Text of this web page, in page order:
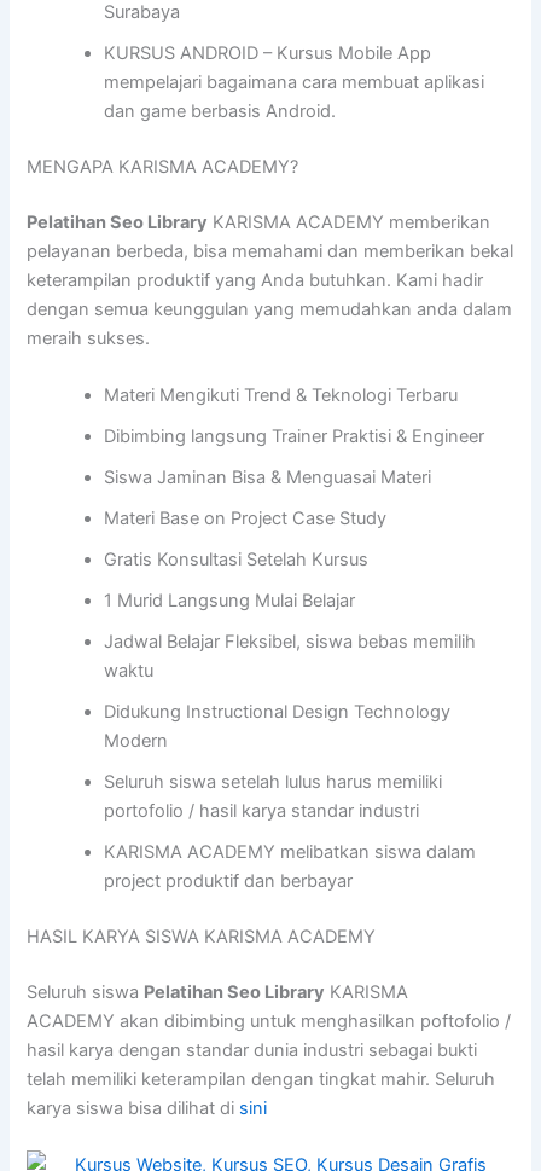
Surabaya
KURSUS ANDROID – Kursus Mobile App
mempelajari bagaimana cara membuat aplikasi
dan game berbasis Android.
MENGAPA KARISMA ACADEMY?
Pelatihan Seo Library KARISMA ACADEMY memberikan
pelayanan berbeda, bisa memahami dan memberikan bekal
keterampilan produktif yang Anda butuhkan. Kami hadir
dengan semua keunggulan yang memudahkan anda dalam
meraih sukses.
Materi Mengikuti Trend & Teknologi Terbaru
Dibimbing langsung Trainer Praktisi & Engineer
Siswa Jaminan Bisa & Menguasai Materi
Materi Base on Project Case Study
Gratis Konsultasi Setelah Kursus
1 Murid Langsung Mulai Belajar
Jadwal Belajar Fleksibel, siswa bebas memilih
waktu
Didukung Instructional Design Technology
Modern
Seluruh siswa setelah lulus harus memiliki
portofolio / hasil karya standar industri
KARISMA ACADEMY melibatkan siswa dalam
project produktif dan berbayar
HASIL KARYA SISWA KARISMA ACADEMY
Seluruh siswa Pelatihan Seo Library KARISMA
ACADEMY akan dibimbing untuk menghasilkan poftofolio /
hasil karya dengan standar dunia industri sebagai bukti
telah memiliki keterampilan dengan tingkat mahir. Seluruh
karya siswa bisa dilihat di sini